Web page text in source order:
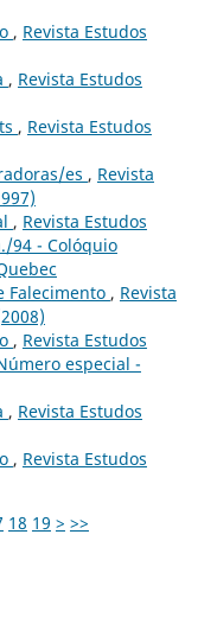
, Revista Estudos
, Revista Estudos
, Revista Estudos
es , Revista
, Revista Estudos
94 - Colóquio
Falecimento , Revista
, Revista Estudos
especial -
, Revista Estudos
, Revista Estudos
18 19 > >>